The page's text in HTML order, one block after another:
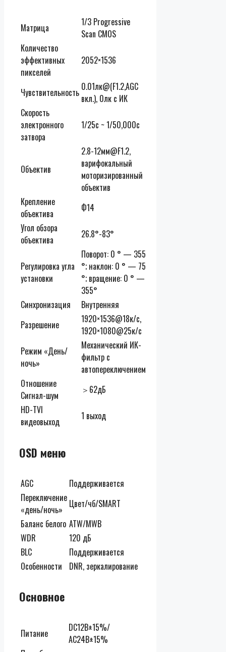
Матрица
1/3 Progressive
Scan CMOS
Количество
эффективных
пикселей
2052×1536
Чувствительность 0.01лк@(F1.2,AGC
вкл.), 0лк с ИК
Скорость
электронного
затвора
1/25с ~ 1/50,000с
Объектив
2.8-12мм@F1.2,
варифокальный
моторизированный
объектив
Крепление
объектива
Ф14
Угол обзора
объектива
26.8°-83°
Регулировка угла
установки
Поворот: 0 ° — 355
°; наклон: 0 ° — 75
°; вращение: 0 ° —
355°
Синхронизация
Внутренняя
Разрешение
1920×1536@18к/с,
1920×1080@25к/с
Режим «День/
ночь»
Механический ИК-
фильтр с
автопереключением
Отношение
Сигнал-шум
＞62дБ
HD-TVI
видеовыход
1 выход
OSD меню
AGC
Поддерживается
Переключение
«день/ночь»
Цвет/чб/SMART
Баланс белого ATW/MWB
WDR
120 дБ
BLC
Поддерживается
Особенности
DNR, зеркалирование
Основное
Питание
DC12В±15%/
AC24В±15%